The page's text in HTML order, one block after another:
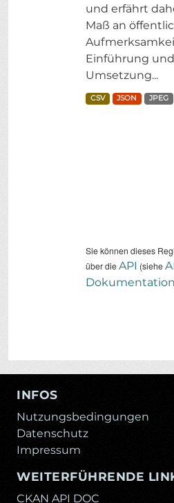
und erfährt
Maß an
Einführung und
Umsetzung...
CSV JSON JPEG
Sie können dieses
über dieAPI (siehe
Dokumentation
INFOS
Nutzungsbedingungen
Datenschutz
Impressum
WEITERFÜHRENDE
CKAN API DOC